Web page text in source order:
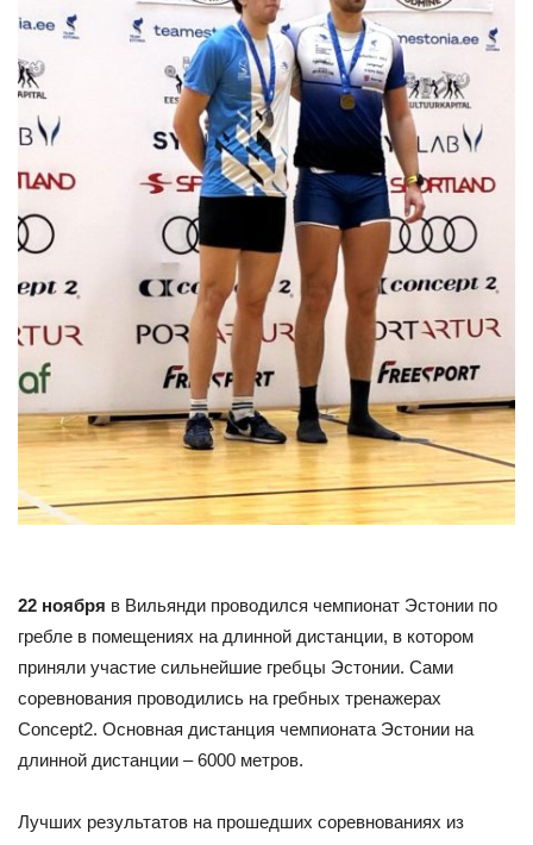
22 ноября в Вильянди проводился чемпионат Эстонии по
гребле в помещениях на длинной дистанции, в котором
приняли участие сильнейшие гребцы Эстонии. Сами
соревнования проводились на гребных тренажерах
Concept2. Основная дистанция чемпионата Эстонии на
длинной дистанции – 6000 метров.
Лучших результатов на прошедших соревнованиях из